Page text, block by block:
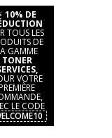
10% DE
TOUS LES
DE
GAMME
TONER
VOTRE
LE CODE